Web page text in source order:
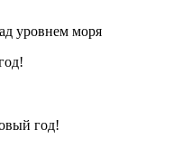
уровнем моря
год!